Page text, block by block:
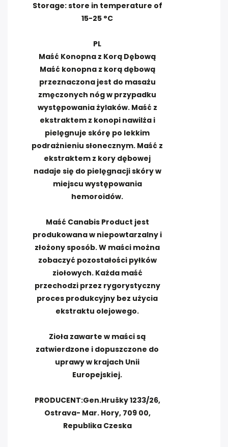
Storage: store in temperature of
15-25 °C
PL
Maść Konopna z Korą Dębową
Maść konopna z korą dębową
przeznaczona jest do masażu
zmęczonych nóg w przypadku
występowania żylaków. Maść z
ekstraktem z konopi nawilża i
pielęgnuje skórę po lekkim
podrażnieniu słonecznym. Maść z
ekstraktem z kory dębowej
nadaje się do pielęgnacji skóry w
miejscu występowania
hemoroidów.
Maść Canabis Product jest
produkowana w niepowtarzalny i
złożony sposób. W maści można
zobaczyć pozostałości pyłków
ziołowych. Każda maść
przechodzi przez rygorystyczny
proces produkcyjny bez użycia
ekstraktu olejowego.
Zioła zawarte w maści są
zatwierdzone i dopuszczone do
uprawy w krajach Unii
Europejskiej.
PRODUCENT:Gen.Hrušky 1233/26,
Ostrava- Mar. Hory, 709 00,
Republika Czeska